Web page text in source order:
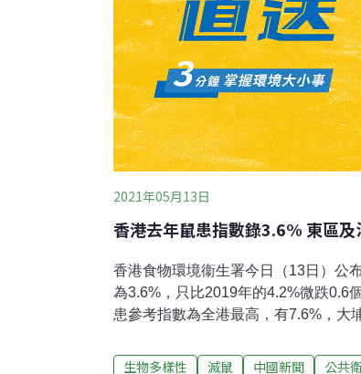
2021年05月13日
香港去年鼠患指數錄3.6% 東區
香港食物環境衞生署今日（13日）公
為3.6%，只比2019年的4.2%微跌0.6
患參考指數為全港最高，有7.6%，大
鼠患監察，已於去年下半年起將監察
生物多樣性 滅鼠 中國新聞 公共